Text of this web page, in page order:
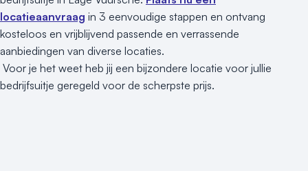
locatieaanvraag in 3 eenvoudige stappen en ontvang
kosteloos en vrijblijvend passende en verrassende
aanbiedingen van diverse locaties.
Voor je het weet heb jij een bijzondere locatie voor jullie
bedrijfsuitje geregeld voor de scherpste prijs.